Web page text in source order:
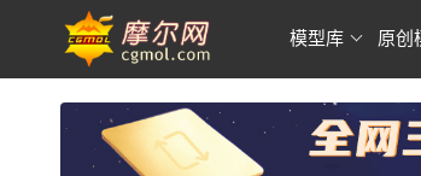
模型库 原创